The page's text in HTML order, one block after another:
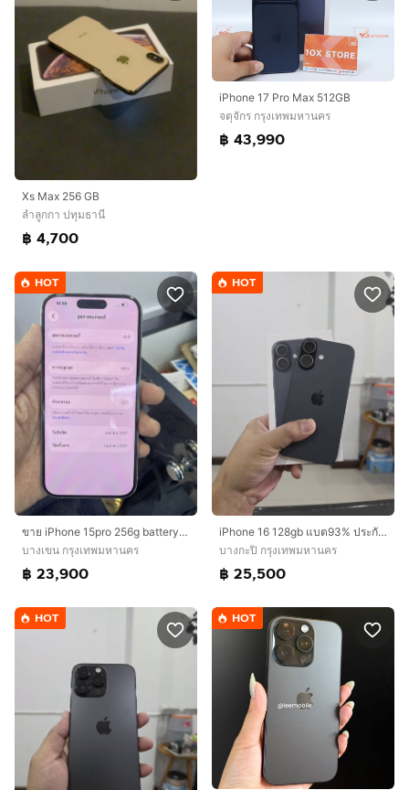
Xs Max 256 GB
ลำลูกกา ปทุมธานี
฿ 4,700
iPhone 17 Pro Max 512GB
จตุจักร กรุงเทพมหานคร
฿ 43,990
HOT
ขาย iPhone 15pro 256g battery 87 สีขาว ครบกล่อง ไม่มีรอย ใช้งานปกติ ราคา 23900 บาท นัดรับ กทม
บางเขน กรุงเทพมหานคร
฿ 23,900
HOT
iPhone 16 128gb แบต93% ประกันศูนย์ถึง19/9/69
บางกะปิ กรุงเทพมหานคร
฿ 25,500
HOT HOT